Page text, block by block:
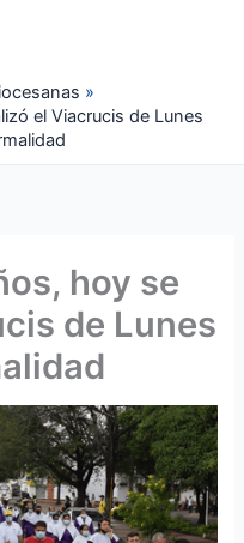
el Viacrucis de Lunes
hoy se
de Lunes